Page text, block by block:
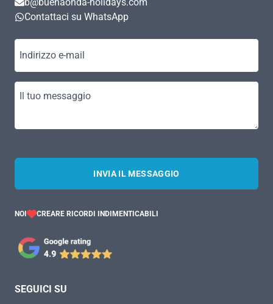
Contattaci su WhatsApp
Indirizzo e-mail
Il tuo messaggio
INVIA IL MESSAGGIO
NOI CREARE RICORDI INDIMENTICABILI
SEGUICI SU